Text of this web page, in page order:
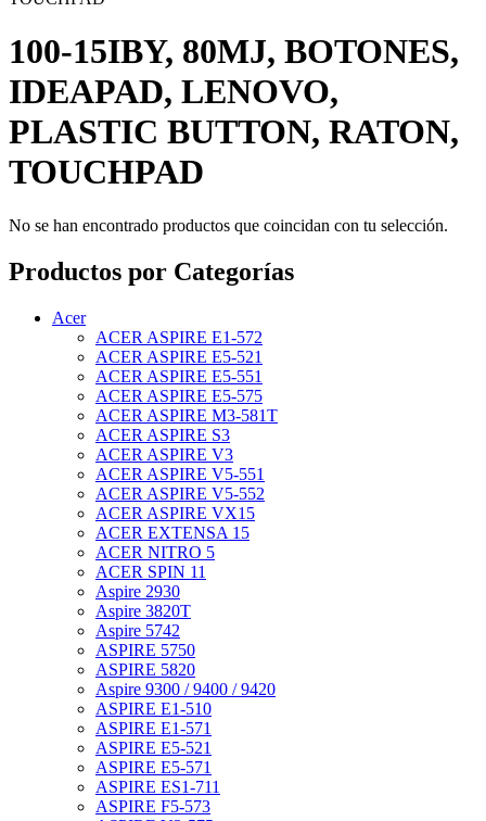
100-15IBY, 80MJ, BOTONES,
IDEAPAD, LENOVO,
PLASTIC BUTTON, RATON,
TOUCHPAD
No se han encontrado productos que coincidan con tu selección.
Productos por Categorías
Acer
ACER ASPIRE E1-572
ACER ASPIRE E5-521
ACER ASPIRE E5-551
ACER ASPIRE E5-575
ACER ASPIRE M3-581T
ACER ASPIRE S3
ACER ASPIRE V3
ACER ASPIRE V5-551
ACER ASPIRE V5-552
ACER ASPIRE VX15
ACER EXTENSA 15
ACER NITRO 5
ACER SPIN 11
Aspire 2930
Aspire 3820T
Aspire 5742
ASPIRE 5750
ASPIRE 5820
Aspire 9300 / 9400 / 9420
ASPIRE E1-510
ASPIRE E1-571
ASPIRE E5-521
ASPIRE E5-571
ASPIRE ES1-711
ASPIRE F5-573